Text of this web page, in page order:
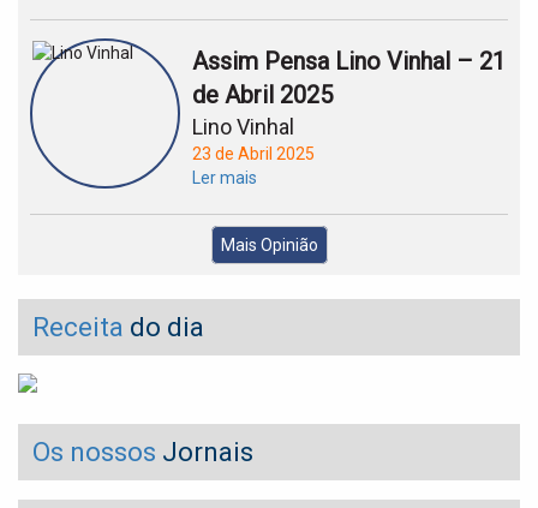
Assim Pensa Lino Vinhal – 21
de Abril 2025
Lino Vinhal
23 de Abril 2025
Ler mais
Mais Opinião
Receita do dia
Os nossos Jornais